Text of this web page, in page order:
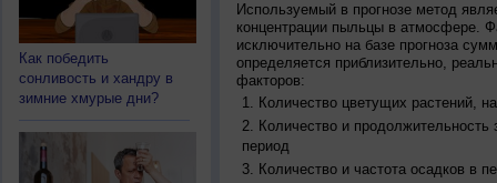
Как победить
сонливость и хандру в
зимние хмурые дни?
Используемый в прогнозе метод
концентрации пыльцы в атмосфере.
исключительно на базе прогноза
определяется приблизительно,
факторов:
Количество цветущих растений,
Количество и продолжительность
период
Количество и частота осадков в